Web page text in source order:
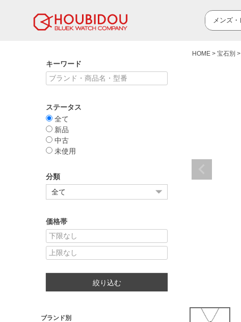
キーワード
ステータス
全て
新品
中古
未使用
分類
価格帯
絞り込む
ブランド別
HOME 宝石別